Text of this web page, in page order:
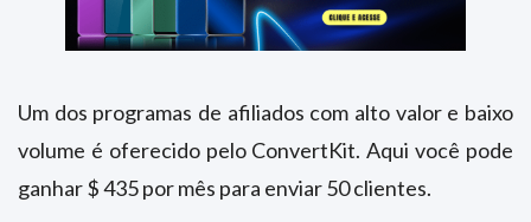
Um dos programas de afiliados com alto valor e baixo
volume é oferecido pelo ConvertKit. Aqui você pode
ganhar $ 435 por mês para enviar 50 clientes.